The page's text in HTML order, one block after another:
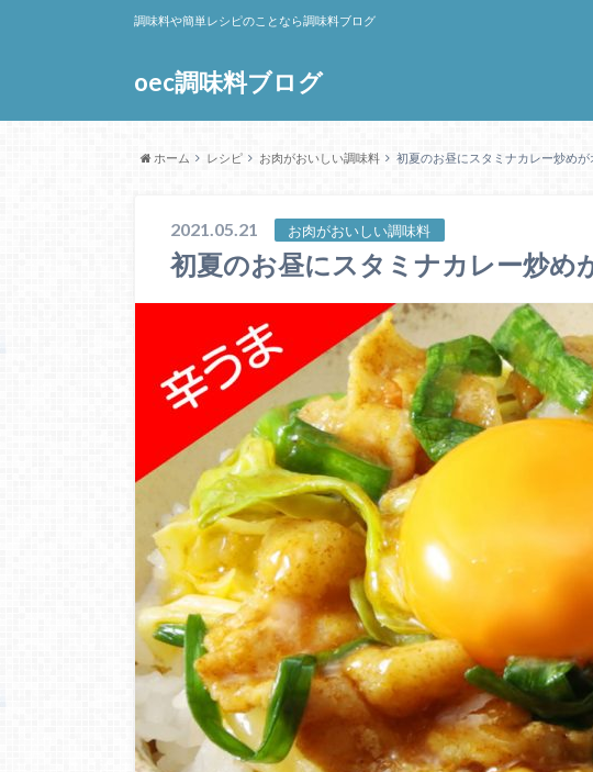
oec調味料ブログ
調味料や簡単レシピのことなら調味料ブログ
ホーム レシピ お肉がおいしい調味料 初夏のお昼にスタミナカレー炒めが
2021.05.21 お肉がおいしい調味料
初夏のお昼にスタミナカレー炒め